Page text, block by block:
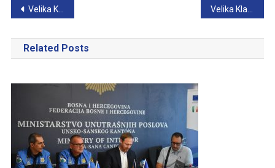
Navigacija
članaka
Velika Kladuša: Pronađeno 65 paketića biljne materije koja podsjeća na kanabis
Related Posts